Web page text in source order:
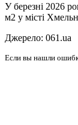
У березні 2026
м2 у місті
Джерело: 061.ua
Если вы нашли